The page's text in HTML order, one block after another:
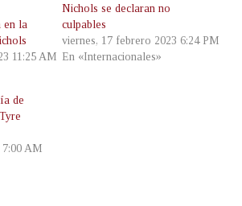
en la
11:25 AM
Nichols se declaran no
culpables
viernes, 17 febrero 2023 6:24 PM
En «Internacionales»
de
7:00 AM